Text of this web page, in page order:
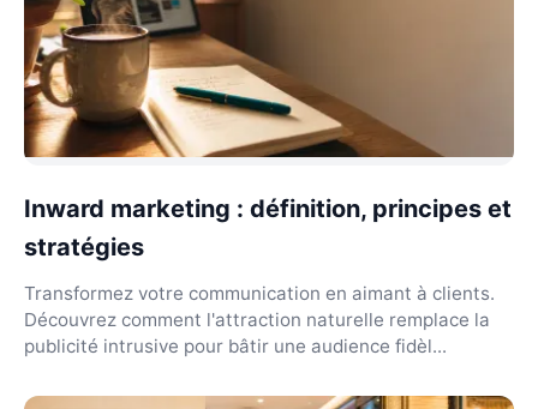
Inward marketing : définition, principes et
stratégies
Transformez votre communication en aimant à clients.
Découvrez comment l'attraction naturelle remplace la
publicité intrusive pour bâtir une audience fidèl...